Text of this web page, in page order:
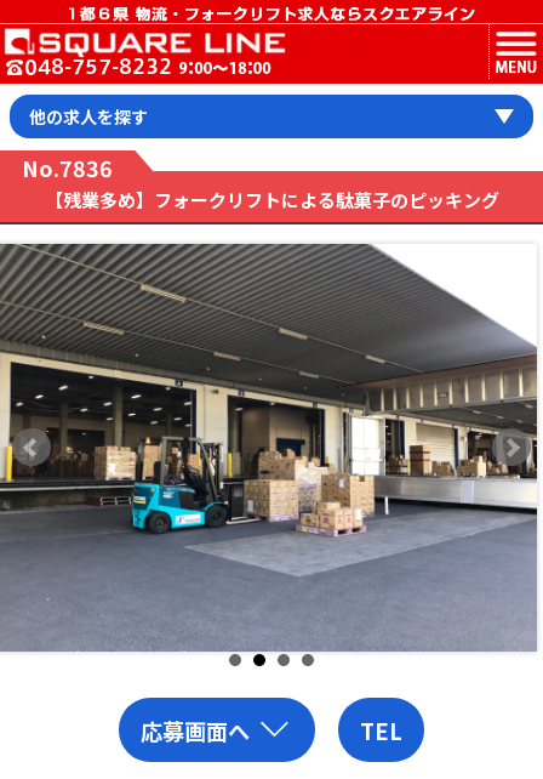
MENU
他の求人を探す
No.7836
【残業多め】フォークリフトによる駄菓子のピッキング
応募画面へ TEL